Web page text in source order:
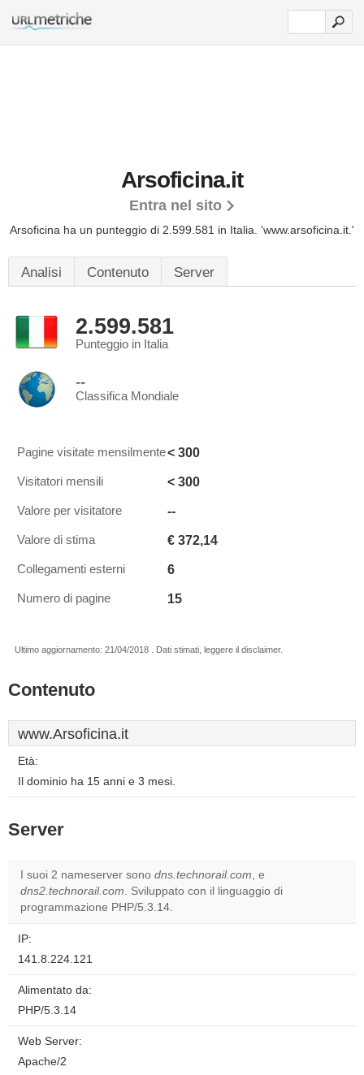
Arsoficina.it
Entra nel sito
Arsoficina ha un punteggio di 2.599.581 in Italia. 'www.arsoficina.it.'
Analisi Contenuto Server
2.599.581
Punteggio in Italia
--
Classifica Mondiale
Pagine visitate mensilmente< 300
Visitatori mensili < 300
Valore per visitatore --
Valore di stima € 372,14
Collegamenti esterni 6
Numero di pagine 15
Ultimo aggiornamento: 21/04/2018 . Dati stimati, leggere il disclaimer.
Contenuto
www.Arsoficina.it
Età:
Il dominio ha 15 anni e 3 mesi.
Server
I suoi 2 nameserver sono dns.technorail.com, e
dns2.technorail.com. Sviluppato con il linguaggio di
programmazione PHP/5.3.14.
IP:
141.8.224.121
Alimentato da:
PHP/5.3.14
Web Server:
Apache/2